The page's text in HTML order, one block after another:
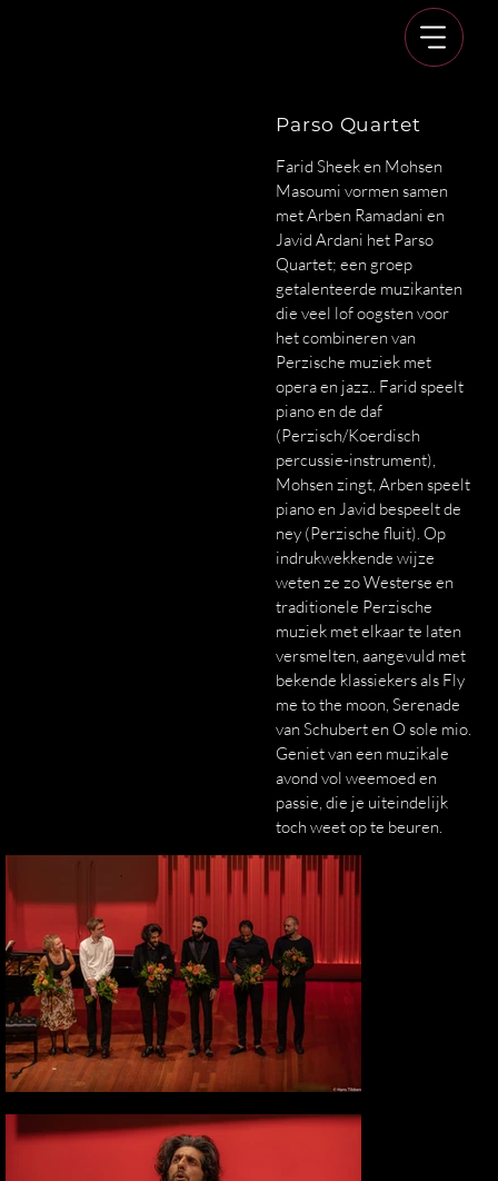
Parso Quartet
Farid Sheek en Mohsen
Masoumi vormen samen
met Arben Ramadani en
Javid Ardani het Parso
Quartet; een groep
getalenteerde muzikanten
die veel lof oogsten voor
het combineren van
Perzische muziek met
opera en jazz.. Farid speelt
piano en de daf
(Perzisch/Koerdisch
percussie-instrument),
Mohsen zingt, Arben speelt
piano en Javid bespeelt de
ney (Perzische fluit). Op
indrukwekkende wijze
weten ze zo Westerse en
traditionele Perzische
muziek met elkaar te laten
versmelten, aangevuld met
bekende klassiekers als Fly
me to the moon, Serenade
van Schubert en O sole mio.
Geniet van een muzikale
avond vol weemoed en
passie, die je uiteindelijk
toch weet op te beuren.